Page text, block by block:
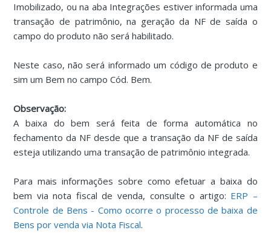
Imobilizado, ou na aba Integrações estiver informada uma
transação de patrimônio, na geração da NF de saída o
campo do produto não será habilitado.
Neste caso, não será informado um código de produto e
sim um Bem no campo Cód. Bem.
Observação:
A baixa do bem será feita de forma automática no
fechamento da NF desde que a transação da NF de saída
esteja utilizando uma transação de patrimônio integrada.
Para mais informações sobre como efetuar a baixa do
bem via nota fiscal de venda, consulte o artigo: ERP –
Controle de Bens - Como ocorre o processo de baixa de
Bens por venda via Nota Fiscal.